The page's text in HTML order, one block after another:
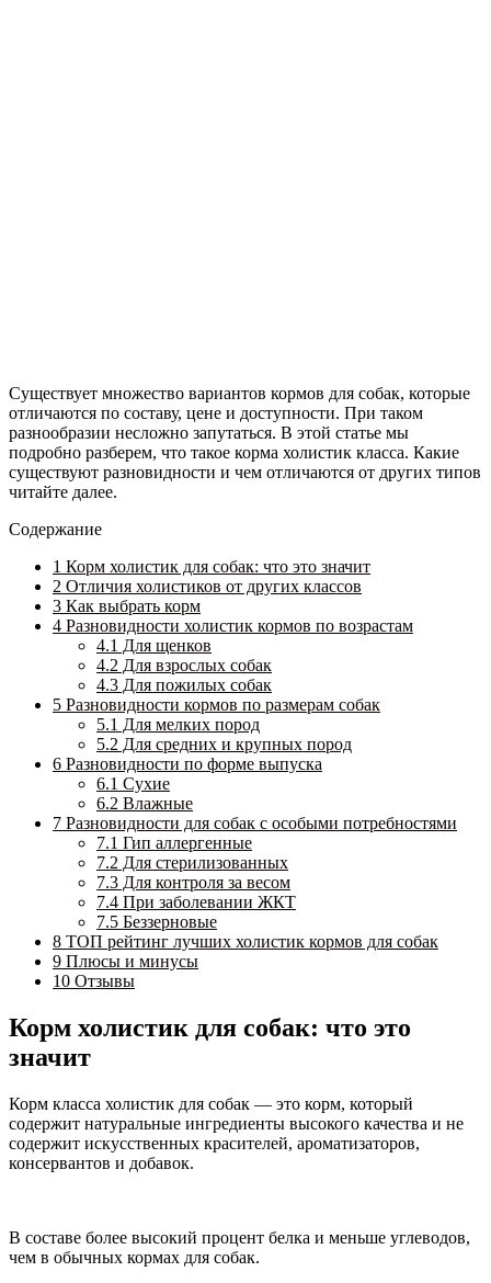
Существует множество вариантов кормов для собак, которые
отличаются по составу, цене и доступности. При таком
разнообразии несложно запутаться. В этой статье мы
подробно разберем, что такое корма холистик класса. Какие
существуют разновидности и чем отличаются от других типов
читайте далее.
Содержание
1 Корм холистик для собак: что это значит
2 Отличия холистиков от других классов
3 Как выбрать корм
4 Разновидности холистик кормов по возрастам
4.1 Для щенков
4.2 Для взрослых собак
4.3 Для пожилых собак
5 Разновидности кормов по размерам собак
5.1 Для мелких пород
5.2 Для средних и крупных пород
6 Разновидности по форме выпуска
6.1 Сухие
6.2 Влажные
7 Разновидности для собак с особыми потребностями
7.1 Гип аллергенные
7.2 Для стерилизованных
7.3 Для контроля за весом
7.4 При заболевании ЖКТ
7.5 Беззерновые
8 ТОП рейтинг лучших холистик кормов для собак
9 Плюсы и минусы
10 Отзывы
Корм холистик для собак: что это
значит
Корм класса холистик для собак — это корм, который
содержит натуральные ингредиенты высокого качества и не
содержит искусственных красителей, ароматизаторов,
консервантов и добавок.
В составе более высокий процент белка и меньше углеводов,
чем в обычных кормах для собак.